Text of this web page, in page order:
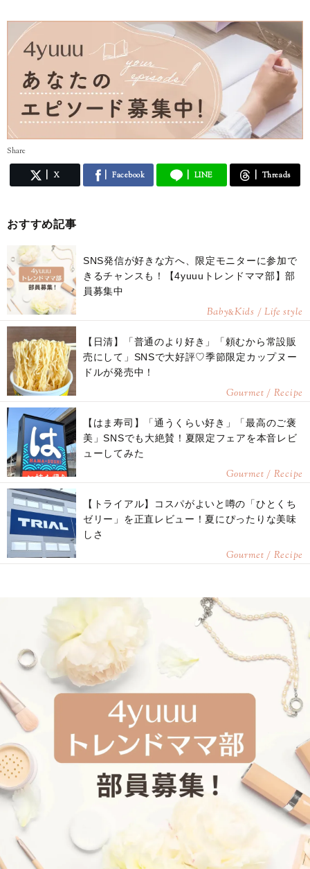
Share
X Facebook LINE Threads
おすすめ記事
SNS発信が好きな方へ、限定モニターに参加で
きるチャンスも！【4yuuuトレンドママ部】部
員募集中
Baby&Kids / Life style
【日清】「普通のより好き」「頼むから常設販
売にして」SNSで大好評♡季節限定カップヌー
ドルが発売中！
Gourmet / Recipe
【はま寿司】「通うくらい好き」「最高のご褒
美」SNSでも大絶賛！夏限定フェアを本音レビ
ューしてみた
Gourmet / Recipe
【トライアル】コスパがよいと噂の「ひとくち
ゼリー」を正直レビュー！夏にぴったりな美味
しさ
Gourmet / Recipe